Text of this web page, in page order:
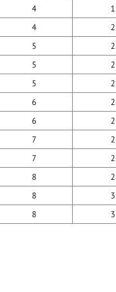
4
1
4
2
5
2
5
2
5
2
6
2
6
2
7
2
7
2
8
2
8
3
8 3